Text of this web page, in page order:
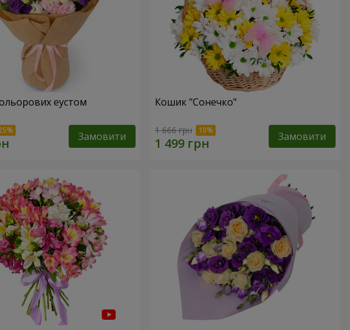
еустом
Замовити
Кошик "Сонечко"
1 666 грн Замовити